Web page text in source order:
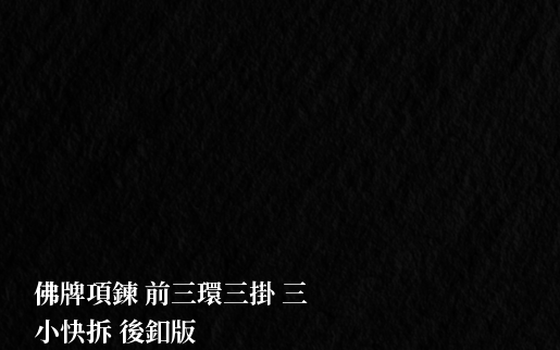
佛牌項鍊 前三環三掛 三
小快拆 後釦版